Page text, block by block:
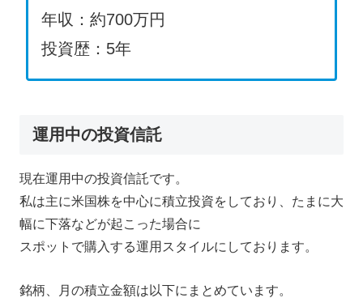
年収：約700万円
投資歴：5年
運用中の投資信託
現在運用中の投資信託です。
私は主に米国株を中心に積立投資をしており、たまに大
幅に下落などが起こった場合に
スポットで購入する運用スタイルにしております。
銘柄、月の積立金額は以下にまとめています。